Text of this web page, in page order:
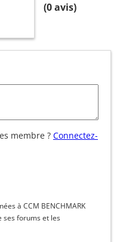
(0avis)
membre ? Connectez-
à CCM BENCHMARK
ses forums et les